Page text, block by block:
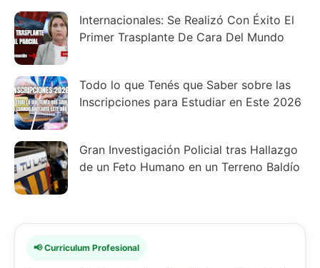
Internacionales: Se Realizó Con Éxito El
Primer Trasplante De Cara Del Mundo
Todo lo que Tenés que Saber sobre las
Inscripciones para Estudiar en Este 2026
Gran Investigación Policial tras Hallazgo
de un Feto Humano en un Terreno Baldío
📢 Curriculum Profesional